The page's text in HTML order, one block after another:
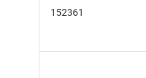
152361